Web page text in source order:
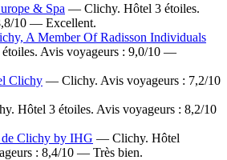
& Spa — Clichy. Hôtel 3 étoiles.
10 — Excellent.
A Member Of Radisson Individuals
Avis voyageurs : 9,0/10 —
Clichy — Clichy. Avis voyageurs : 7,2/10
Hôtel 3 étoiles. Avis voyageurs : 8,2/10
de Clichy by IHG — Clichy. Hôtel
: 8,4/10 — Très bien.